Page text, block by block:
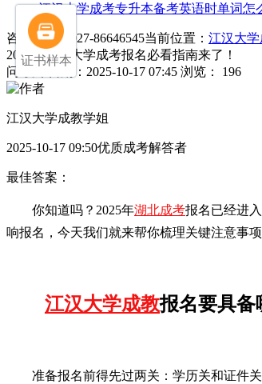
江汉大学成考专升本备考英语时单词怎
咨询电话：027-86646545当前位置： 江汉大
2025年江汉大学成考报名必看指南来了！
问
发布日期：2025-10-17 07:45 浏览： 196
江汉大学成教学姐
2025-10-17 09:50优质成考解答者
最佳答案：
你知道吗？2025年湖北成考报名已经进
响报名，今天我们就来帮你梳理关键注意事
江汉大学成教报名要具备
准备报名前得先过两关：学历关和证件
证书样本